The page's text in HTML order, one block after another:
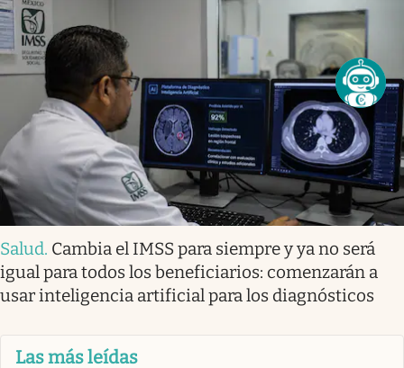
Salud. Cambia el IMSS para siempre y ya no será
igual para todos los beneficiarios: comenzarán a
usar inteligencia artificial para los diagnósticos
Las más leídas